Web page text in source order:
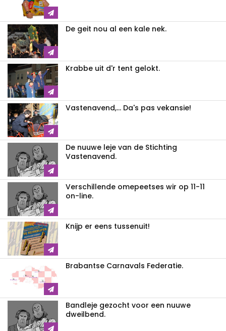
De geit nou al een kale nek.
Krabbe uit d'r tent gelokt.
Vastenavend,... Da's pas vekansie!
De nuuwe leje van de Stichting
Vastenavend.
Verschillende omepeetses wir op 11-11
on-line.
Knijp er eens tussenuit!
Brabantse Carnavals Federatie.
Bandleje gezocht voor een nuuwe
dweilbend.